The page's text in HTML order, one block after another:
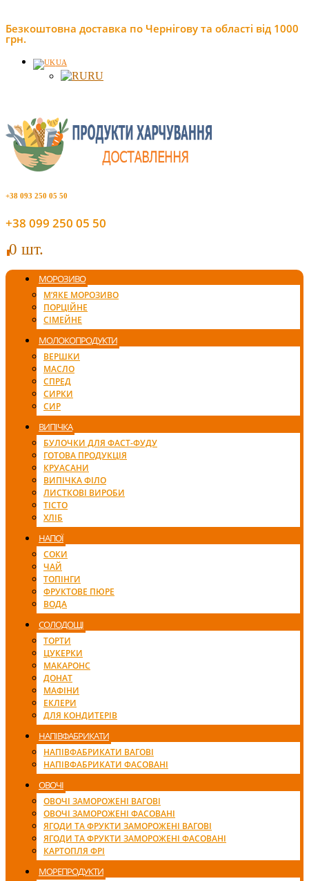
Безкоштовна доставка по Чернігову та області від 1000
грн.
UA
RU
+38 093 250 05 50
+38 099 250 05 50
00 шт.
МОРОЗИВО
М’ЯКЕ МОРОЗИВО
ПОРЦІЙНЕ
СІМЕЙНЕ
МОЛОКОПРОДУКТИ
ВЕРШКИ
МАСЛО
СПРЕД
СИРКИ
СИР
ВИПІЧКА
БУЛОЧКИ ДЛЯ ФАСТ-ФУДУ
ГОТОВА ПРОДУКЦІЯ
КРУАСАНИ
ВИПІЧКА ФІЛО
ЛИСТКОВІ ВИРОБИ
ТІСТО
ХЛІБ
НАПОЇ
СОКИ
ЧАЙ
ТОПІНГИ
ФРУКТОВЕ ПЮРЕ
ВОДА
СОЛОДОЩІ
ТОРТИ
ЦУКЕРКИ
МАКАРОНС
ДОНАТ
МАФІНИ
ЕКЛЕРИ
ДЛЯ КОНДИТЕРІВ
НАПІВФАБРИКАТИ
НАПІВФАБРИКАТИ ВАГОВІ
НАПІВФАБРИКАТИ ФАСОВАНІ
ОВОЧІ
ОВОЧІ ЗАМОРОЖЕНІ ВАГОВІ
ОВОЧІ ЗАМОРОЖЕНІ ФАСОВАНІ
ЯГОДИ ТА ФРУКТИ ЗАМОРОЖЕНІ ВАГОВІ
ЯГОДИ ТА ФРУКТИ ЗАМОРОЖЕНІ ФАСОВАНІ
КАРТОПЛЯ ФРІ
МОРЕПРОДУКТИ